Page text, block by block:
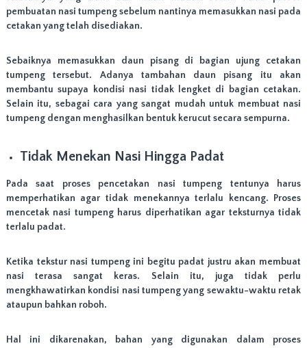
pembuatan nasi tumpeng sebelum nantinya memasukkan nasi pada
cetakan yang telah disediakan.
Sebaiknya memasukkan daun pisang di bagian ujung cetakan
tumpeng tersebut. Adanya tambahan daun pisang itu akan
membantu supaya kondisi nasi tidak lengket di bagian cetakan.
Selain itu, sebagai cara yang sangat mudah untuk membuat nasi
tumpeng dengan menghasilkan bentuk kerucut secara sempurna.
Tidak Menekan Nasi Hingga Padat
Pada saat proses pencetakan nasi tumpeng tentunya harus
memperhatikan agar tidak menekannya terlalu kencang. Proses
mencetak nasi tumpeng harus diperhatikan agar teksturnya tidak
terlalu padat.
Ketika tekstur nasi tumpeng ini begitu padat justru akan membuat
nasi terasa sangat keras. Selain itu, juga tidak perlu
mengkhawatirkan kondisi nasi tumpeng yang sewaktu-waktu retak
ataupun bahkan roboh.
Hal ini dikarenakan, bahan yang digunakan dalam proses